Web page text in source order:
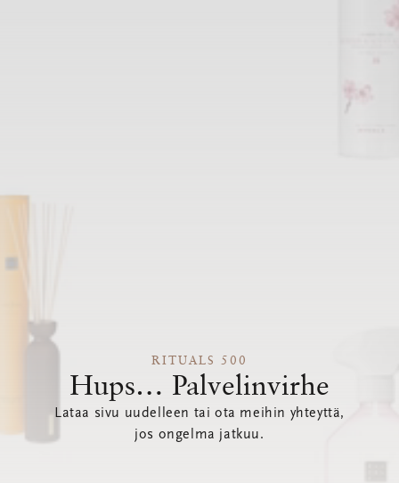
RITUALS 500
Hups… Palvelinvirhe
Lataa sivu uudelleen tai ota meihin yhteyttä,
jos ongelma jatkuu.